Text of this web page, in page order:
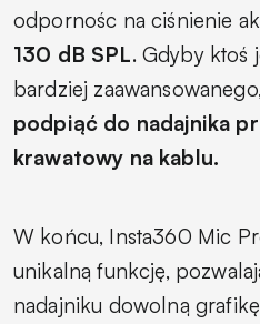
odpornośc na ciśnienie
130 dB SPL. Gdyby ktoś
bardziej
podpiąć do nadajnika
krawatowy na kablu.
W końcu, Insta360 Mic
unikalną funkcję,
nadajniku dowolną